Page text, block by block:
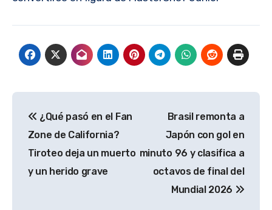
de
entradas
¿Qué pasó en el Fan
Zone de California?
Tiroteo deja un muerto
y un herido grave
Brasil remonta a
Japón con gol en
minuto 96 y clasifica a
octavos de final del
Mundial 2026